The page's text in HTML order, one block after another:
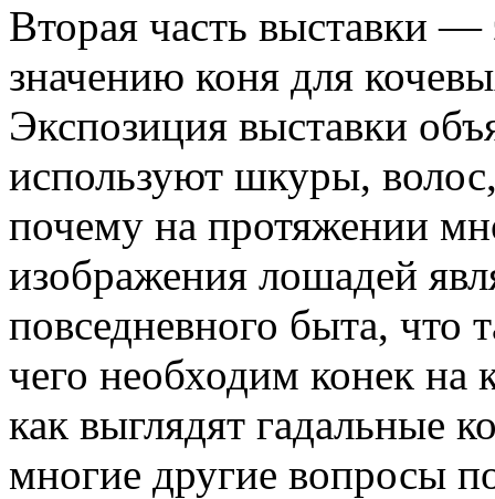
Вторая часть выставки
значению коня для
Экспозиция выставки
используют шкуры,
почему на протяжении
изображения лошадей
повседневного быта, что
чего необходим конек на
как выглядят гадальные
многие другие вопросы